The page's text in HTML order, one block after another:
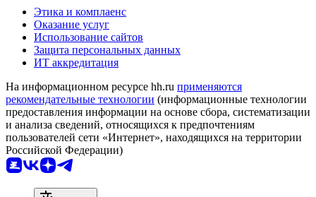
Этика и комплаенс
Оказание услуг
Использование сайтов
Защита персональных данных
ИТ аккредитация
На информационном ресурсе hh.ru применяются
рекомендательные технологии (информационные технологии
предоставления информации на основе сбора, систематизации
и анализа сведений, относящихся к предпочтениям
пользователей сети «Интернет», находящихся на территории
Российской Федерации)